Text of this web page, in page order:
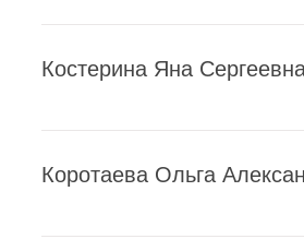
Костерина Яна
Коротаева Ольга